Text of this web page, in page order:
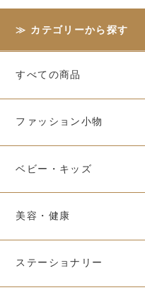
カテゴリーから探す
すべての商品
ファッション小物
ベビー・キッズ
美容・健康
ステーショナリー